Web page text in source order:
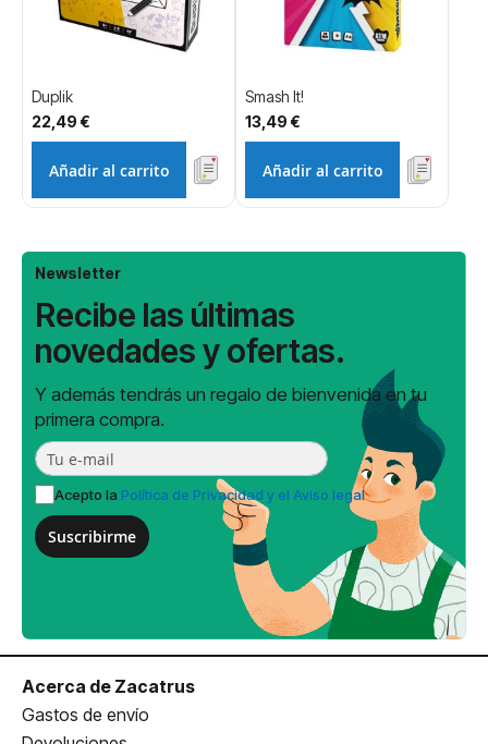
Duplik
22,49 €
Añadir al carrito
Smash It!
13,49 €
Añadir al carrito
Newsletter
Recibe las últimas
novedades y ofertas.
Y además tendrás un regalo de bienvenida en tu
primera compra.
Acepto la Política de Privacidad y el Aviso legal
Suscribirme
Acerca de Zacatrus
Gastos de envío